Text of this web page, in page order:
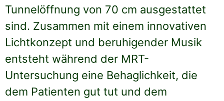
Tunnelöffnung von 70 cm ausgestattet
sind. Zusammen mit einem innovativen
Lichtkonzept und beruhigender Musik
entsteht während der MRT-
Untersuchung eine Behaglichkeit, die
dem Patienten gut tut und dem